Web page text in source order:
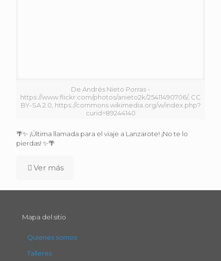
De Andrés Nieto Porras -
https://www.flickr.com/photos/anieto2k/25411490706/, CC
BY-SA 2.0, https://commons.wikimedia.org/w/index.php?
curid=89244140
🌴✨ ¡Última llamada para el viaje a Lanzarote! ¡No te lo
pierdas! ✨🌴
Ver más
Mapa del sitio
Quienes somos
Talleres